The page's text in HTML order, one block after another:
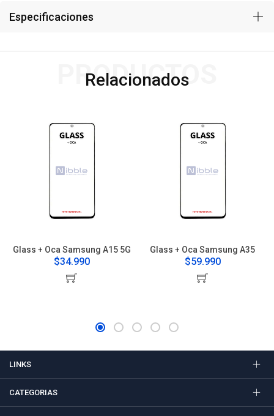
Especificaciones
Relacionados
PRODUCTOS
Glass + Oca Samsung A15 5G
$34.990
Glass + Oca Samsung A35
$59.990
LINKS
CATEGORIAS